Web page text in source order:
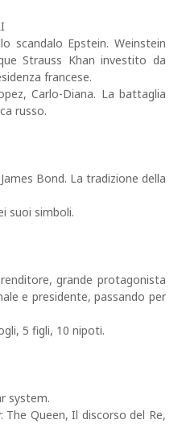
scandalo Epstein. Weinstein
Strauss Khan investito da
francese.
Carlo-Diana. La battaglia
russo.
Bond. La tradizione della
suoi simboli.
grande protagonista
e presidente, passando per
5 figli, 10 nipoti.
system.
Queen, Il discorso del Re,